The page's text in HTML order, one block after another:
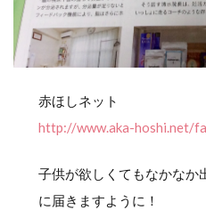
赤ほしネット
http://www.aka-hoshi.net/
子供が欲しくてもなかなか
に届きますように！